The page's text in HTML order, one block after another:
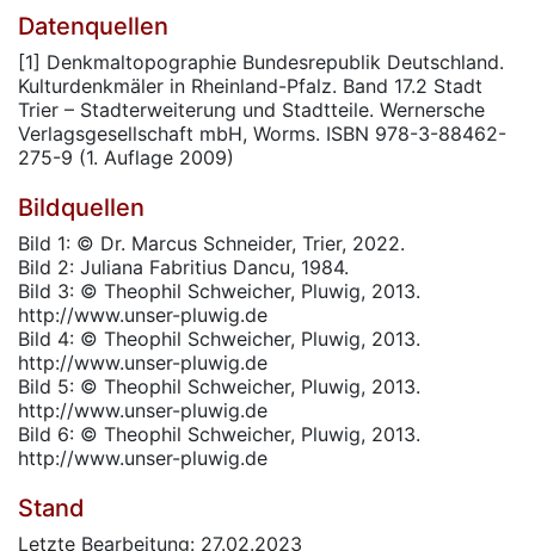
Datenquellen
[1] Denkmaltopographie Bundesrepublik Deutschland.
Kulturdenkmäler in Rheinland-Pfalz. Band 17.2 Stadt
Trier – Stadterweiterung und Stadtteile. Wernersche
Verlagsgesellschaft mbH, Worms. ISBN 978-3-88462-
275-9 (1. Auflage 2009)
Bildquellen
Bild 1: © Dr. Marcus Schneider, Trier, 2022.
Bild 2: Juliana Fabritius Dancu, 1984.
Bild 3: © Theophil Schweicher, Pluwig, 2013.
http://www.unser-pluwig.de
Bild 4: © Theophil Schweicher, Pluwig, 2013.
http://www.unser-pluwig.de
Bild 5: © Theophil Schweicher, Pluwig, 2013.
http://www.unser-pluwig.de
Bild 6: © Theophil Schweicher, Pluwig, 2013.
http://www.unser-pluwig.de
Stand
Letzte Bearbeitung: 27.02.2023